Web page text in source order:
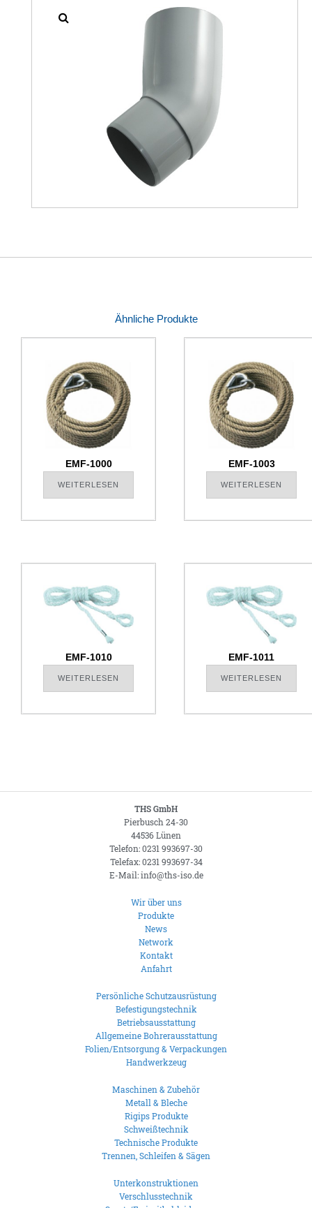
Ähnliche Produkte
EMF-1000
WEITERLESEN
EMF-1003
WEITERLESEN
EMF-1010
WEITERLESEN
EMF-1011
WEITERLESEN
THS GmbH
Pierbusch 24-30
44536 Lünen
Telefon: 0231 993697-30
Telefax: 0231 993697-34
E-Mail: info@ths-iso.de
Wir über uns
Produkte
News
Network
Kontakt
Anfahrt
Persönliche Schutzausrüstung
Befestigungstechnik
Betriebsausstattung
Allgemeine Bohrerausstattung
Folien/Entsorgung & Verpackungen
Handwerkzeug
Maschinen & Zubehör
Metall & Bleche
Rigips Produkte
Schweißtechnik
Technische Produkte
Trennen, Schleifen & Sägen
Unterkonstruktionen
Verschlusstechnik